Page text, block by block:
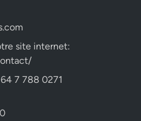
site internet:
7 788 0271